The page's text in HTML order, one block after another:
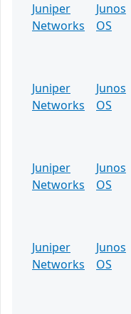
Juniper
Networks
Junos
OS
Juniper
Networks
Junos
OS
Juniper
Networks
Junos
OS
Juniper
Networks
Junos
OS